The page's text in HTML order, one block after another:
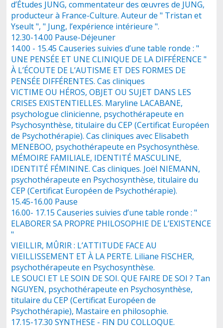
d’Études JUNG, commentateur des œuvres de JUNG,
producteur à France-Culture. Auteur de " Tristan et
Yseult ", " Jung, l’expérience intérieure ".
12.30-14.00 Pause-Déjeuner
14.00 - 15.45 Causeries suivies d’une table ronde : "
UNE PENSÉE ET UNE CLINIQUE DE LA DIFFÉRENCE "
À L’ÉCOUTE DE L’AUTISME ET DES FORMES DE
PENSÉE DIFFÉRENTES. Cas cliniques
VICTIME OU HÉROS, OBJET OU SUJET DANS LES
CRISES EXISTENTIELLES. Maryline LACABANE,
psychologue clinicienne, psychothérapeute en
Psychosynthèse, titulaire du CEP (Certificat Européen
de Psychothérapie). Cas cliniques avec Elisabeth
MENEBOO, psychothérapeute en Psychosynthèse.
MÉMOIRE FAMILIALE, IDENTITÉ MASCULINE,
IDENTITÉ FÉMININE. Cas cliniques. Joël NIEMANN,
psychothérapeute en Psychosynthèse, titulaire du
CEP (Certificat Européen de Psychothérapie).
15.45-16.00 Pause
16.00- 17.15 Causeries suivies d’une table ronde : "
ELABORER SA PROPRE PHILOSOPHIE DE L’EXISTENCE
"
VIEILLIR, MÛRIR : L’ATTITUDE FACE AU
VIEILLISSEMENT ET À LA PERTE. Liliane FISCHER,
psychothérapeute en Psychosynthèse.
LE SOUCI ET LE SOIN DE SOI. QUE FAIRE DE SOI ? Tan
NGUYEN, psychothérapeute en Psychosynthèse,
titulaire du CEP (Certificat Européen de
Psychothérapie), Mastaire en philosophie.
17.15-17.30 SYNTHESE - FIN DU COLLOQUE.